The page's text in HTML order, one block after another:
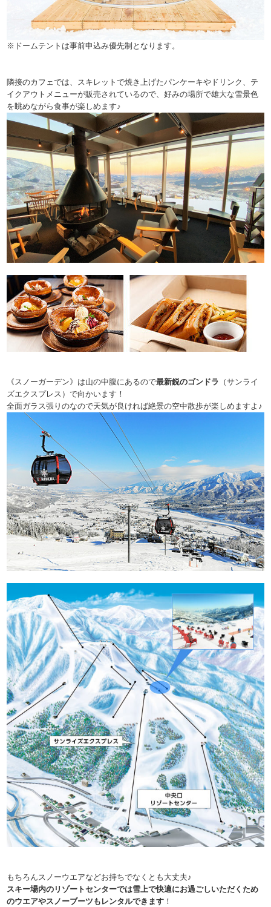
※ドームテントは事前申込み優先制となります。
隣接のカフェでは、スキレットで焼き上げたパンケーキやドリンク、テ
イクアウトメニューが販売されているので、好みの場所で雄大な雪景色
を眺めながら食事が楽しめます♪
《スノーガーデン》は山の中腹にあるので最新鋭のゴンドラ （サンライ
ズエクスプレス）で向かいます！
全面ガラス張りのなので天気が良ければ絶景の空中散歩が楽しめますよ♪
もちろんスノーウエアなどお持ちでなくとも大丈夫♪
スキー場内のリゾートセンターでは雪上で快適にお過ごしいただくため
のウエアやスノーブーツもレンタルできます ！